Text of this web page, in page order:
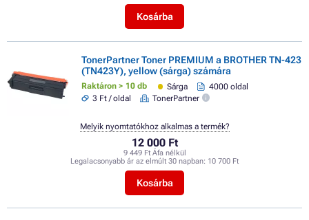
Kosárba
TonerPartner Toner PREMIUM a BROTHER TN-423
(TN423Y), yellow (sárga) számára
Raktáron > 10 db Sárga
4000 oldal
3 Ft / oldal
TonerPartner
12 000 Ft
9 449 Ft Áfa nélkül
Legalacsonyabb ár az elmúlt 30 napban: 10 700 Ft
Kosárba
Melyik nyomtatókhoz alkalmas a termék?